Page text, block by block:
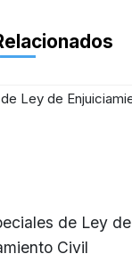
de Ley de
Civil